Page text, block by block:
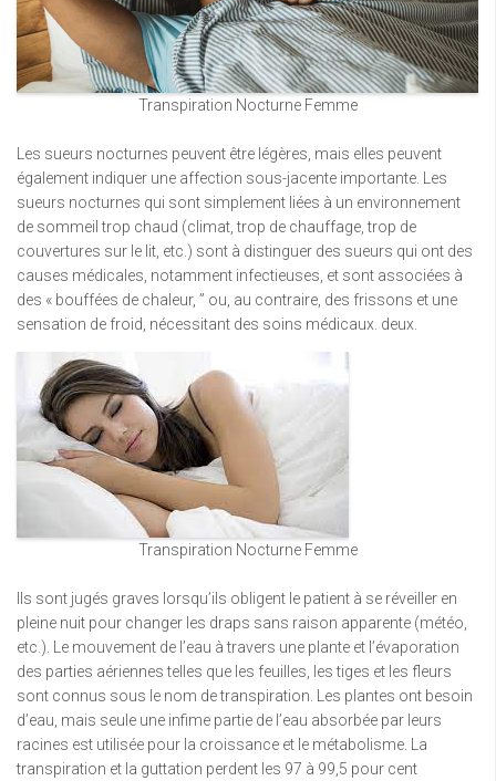
Transpiration Nocturne Femme
Les sueurs nocturnes peuvent être légères, mais elles peuvent
également indiquer une affection sous-jacente importante. Les
sueurs nocturnes qui sont simplement liées à un environnement
de sommeil trop chaud (climat, trop de chauffage, trop de
couvertures sur le lit, etc.) sont à distinguer des sueurs qui ont des
causes médicales, notamment infectieuses, et sont associées à
des « bouffées de chaleur, ” ou, au contraire, des frissons et une
sensation de froid, nécessitant des soins médicaux. deux.
Transpiration Nocturne Femme
Ils sont jugés graves lorsqu’ils obligent le patient à se réveiller en
pleine nuit pour changer les draps sans raison apparente (météo,
etc.). Le mouvement de l’eau à travers une plante et l’évaporation
des parties aériennes telles que les feuilles, les tiges et les fleurs
sont connus sous le nom de transpiration. Les plantes ont besoin
d’eau, mais seule une infime partie de l’eau absorbée par leurs
racines est utilisée pour la croissance et le métabolisme. La
transpiration et la guttation perdent les 97 à 99,5 pour cent